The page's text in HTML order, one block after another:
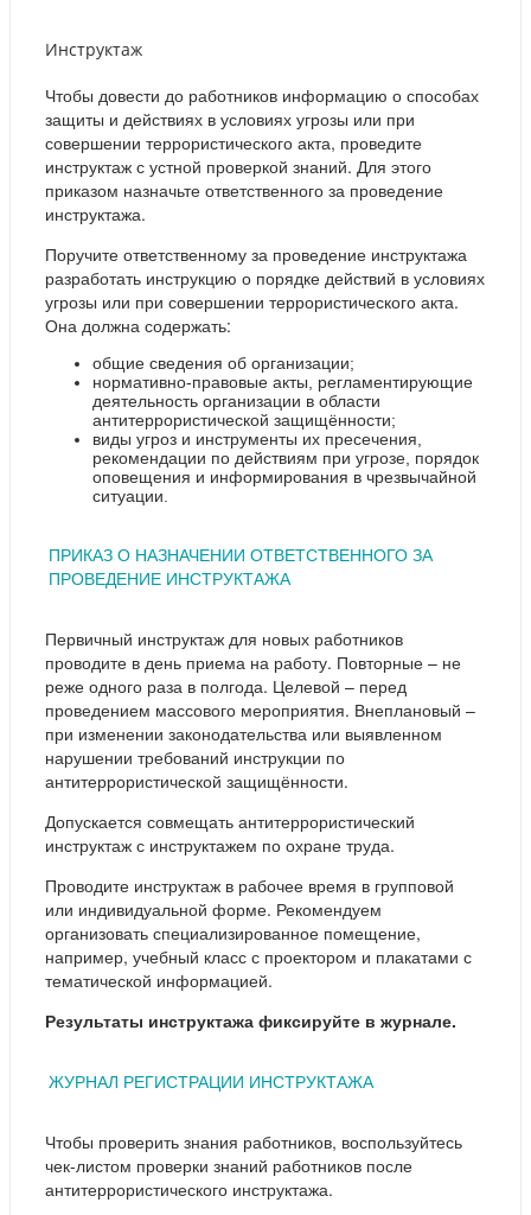
Инструктаж
Чтобы довести до работников информацию о способах
защиты и действиях в условиях угрозы или при
совершении террористического акта, проведите
инструктаж с устной проверкой знаний. Для этого
приказом назначьте ответственного за проведение
инструктажа.
Поручите ответственному за проведение инструктажа
разработать инструкцию о порядке действий в условиях
угрозы или при совершении террористического акта.
Она должна содержать:
общие сведения об организации;
нормативно-правовые акты, регламентирующие
деятельность организации в области
антитеррористической защищённости;
виды угроз и инструменты их пресечения,
рекомендации по действиям при угрозе, порядок
оповещения и информирования в чрезвычайной
ситуации.
ПРИКАЗ О НАЗНАЧЕНИИ ОТВЕТСТВЕННОГО ЗА
ПРОВЕДЕНИЕ ИНСТРУКТАЖА
Первичный инструктаж для новых работников
проводите в день приема на работу. Повторные – не
реже одного раза в полгода. Целевой – перед
проведением массового мероприятия. Внеплановый –
при изменении законодательства или выявленном
нарушении требований инструкции по
антитеррористической защищённости.
Допускается совмещать антитеррористический
инструктаж с инструктажем по охране труда.
Проводите инструктаж в рабочее время в групповой
или индивидуальной форме. Рекомендуем
организовать специализированное помещение,
например, учебный класс с проектором и плакатами с
тематической информацией.
Результаты инструктажа фиксируйте в журнале.
ЖУРНАЛ РЕГИСТРАЦИИ ИНСТРУКТАЖА
Чтобы проверить знания работников, воспользуйтесь
чек-листом проверки знаний работников после
антитеррористического инструктажа.